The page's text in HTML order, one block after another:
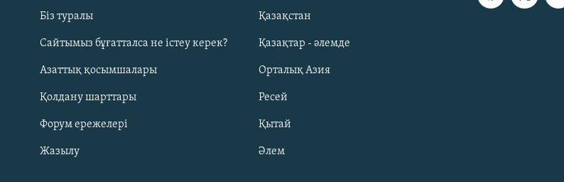
Русский
ЖАЗЫЛЫҢЫЗ
Біз туралы
Сайтымыз бұғатталса не істеу керек?
Азаттық қосымшалары
Қолдану шарттары
Форум ережелері
Жазылу
Қазақстан
Қазақтар - әлемде
Орталық Азия
Ресей
Қытай
Әлем